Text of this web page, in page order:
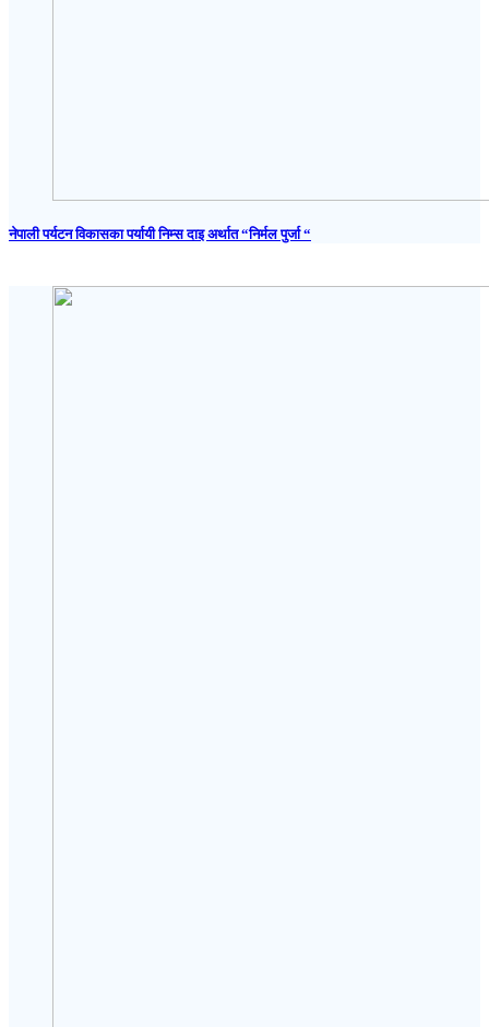
नेपाली पर्यटन विकासका पर्यायी निम्स दाइ अर्थात “निर्मल पुर्जा “